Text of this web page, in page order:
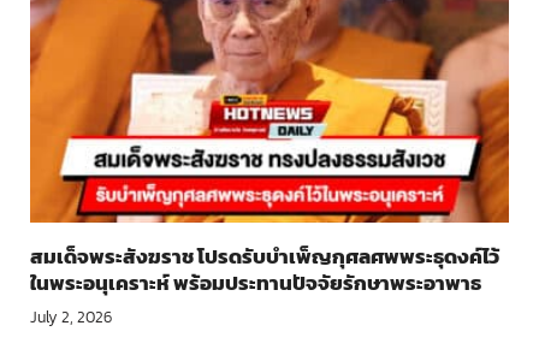
สมเด็จพระสังฆราช โปรดรับบำเพ็ญกุศลศพพระธุดงค์ไว้
ในพระอนุเคราะห์ พร้อมประทานปัจจัยรักษาพระอาพาธ
July 2, 2026